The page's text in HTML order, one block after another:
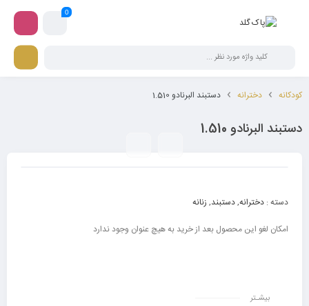
0
کودکانه دخترانه دستبند البرنادو 1.510
دستبند البرنادو 1.510
دسته : دخترانه,دستبند, زنانه
امکان لغو این محصول بعد از خرید به هیچ عنوان وجود ندارد
بیشـتر